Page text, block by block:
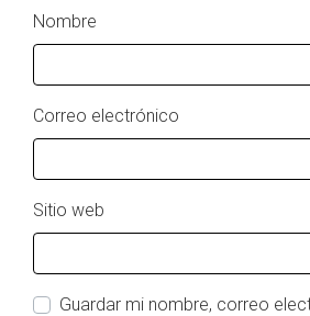
Nombre
Correo electrónico
Sitio web
Guardar mi nombre, correo